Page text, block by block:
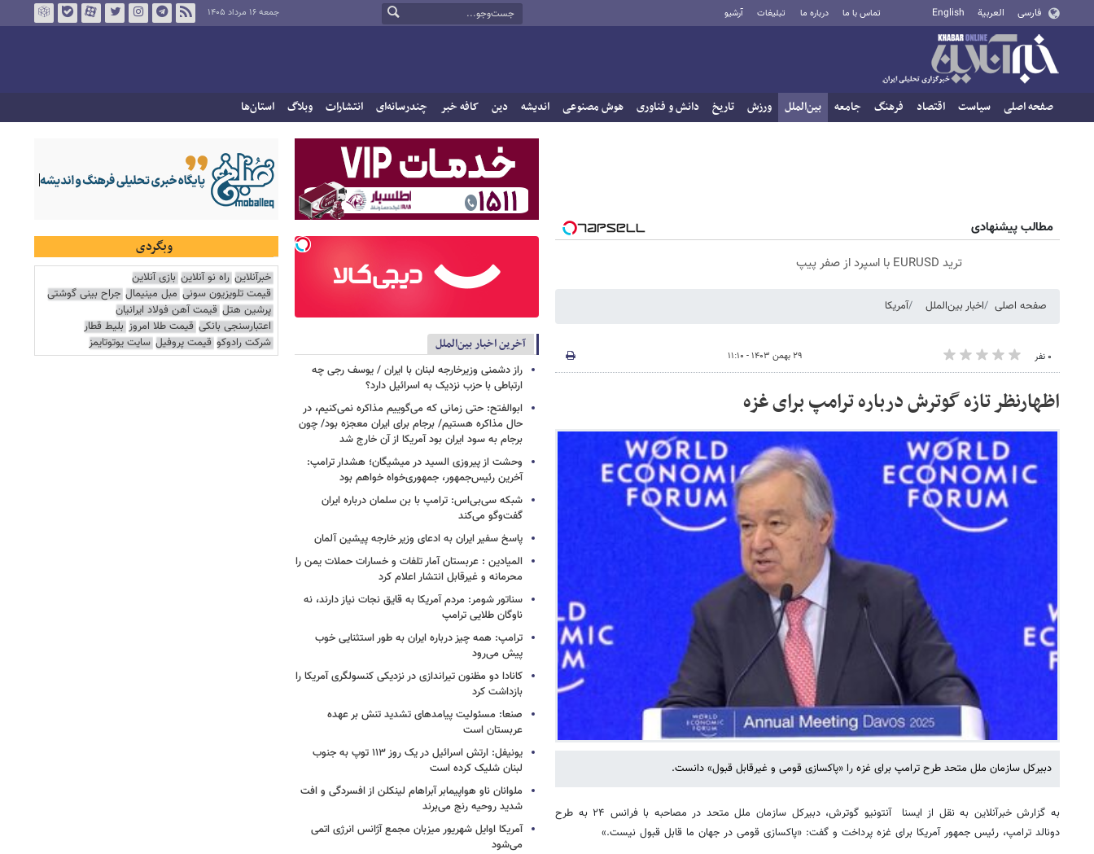
فارسی العربية English تماس با ما درباره ما تبلیغات آرشیو جمعه ۱۶ مرداد ۱۴۰۵
صفحه اصلی سیاست اقتصاد فرهنگ جامعه بین‌الملل ورزش تاریخ دانش و فناوری هوش مصنوعی اندیشه دین کافه خبر چندرسانه‌ای انتشارات وبلاگ استان‌ها
مطالب پیشنهادی
ترید EURUSD با اسپرد از صفر پیپ
صفحه اصلی اخبار بین‌الملل آمریکا
۰ نفر ۲۹ بهمن ۱۴۰۳ - ۱۱:۱۰
اظهارنظر تازه گوترش درباره ترامپ برای غزه
دبیرکل سازمان ملل متحد طرح ترامپ برای غزه را «پاکسازی قومی و غیرقابل قبول» دانست.
به گزارش خبرآنلاین به نقل از ایسنا آنتونیو گوترش، دبیرکل سازمان ملل متحد در مصاحبه با فرانس ۲۴ به طرح
دونالد ترامپ، رئیس جمهور آمریکا برای غزه پرداخت و گفت: «پاکسازی قومی در جهان ما قابل قبول نیست.»
آخرین اخبار بین‌الملل
راز دشمنی وزیرخارجه لبنان با ایران / یوسف رجی چه
ارتباطی با حزب نزدیک به اسرائیل دارد؟
ابوالفتح: حتی زمانی که می‌گوییم مذاکره نمی‌کنیم، در
حال مذاکره هستیم/ برجام برای ایران معجزه بود/ چون
برجام به سود ایران بود آمریکا از آن خارج شد
وحشت از پیروزی السید در میشیگان؛ هشدار ترامپ:
آخرین رئیس‌جمهور، جمهوری‌خواه خواهم بود
شبکه سی‌بی‌اس: ترامپ با بن سلمان درباره ایران
گفت‌وگو می‌کند
پاسخ سفیر ایران به ادعای وزیر خارجه پیشین آلمان
المیادین : عربستان آمار تلفات و خسارات حملات یمن را
محرمانه و غیرقابل انتشار اعلام کرد
سناتور شومر: مردم آمریکا به قایق نجات نیاز دارند، نه
ناوگان طلایی ترامپ
ترامپ: همه چیز درباره ایران به طور استثنایی خوب
پیش می‌رود
کانادا دو مظنون تیراندازی در نزدیکی کنسولگری آمریکا را
بازداشت کرد
صنعا: مسئولیت پیامدهای تشدید تنش بر عهده
عربستان است
یونیفل: ارتش اسرائیل در یک روز ۱۱۳ توپ به جنوب
لبنان شلیک کرده است
ملوانان ناو هواپیمابر آبراهام لینکلن از افسردگی و افت
شدید روحیه رنج می‌برند
آمریکا اوایل شهریور میزبان مجمع آژانس انرژی اتمی
می‌شود
وبگردی
خبرآنلاین راه نو آنلاین بازی آنلاین
قیمت تلویزیون سونی مبل مینیمال جراح بینی گوشتی
پرشین هتل قیمت آهن فولاد ایرانیان
اعتبارسنجی بانکی قیمت طلا امروز بلیط قطار
شرکت رادوکو قیمت پروفیل سایت یوتوتایمز